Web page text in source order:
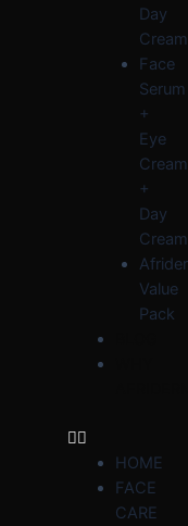
Day
Cream
Face
Serum
+
Eye
Cream
+
Day
Cream
Value
Pack
HOME
FACE
CARE